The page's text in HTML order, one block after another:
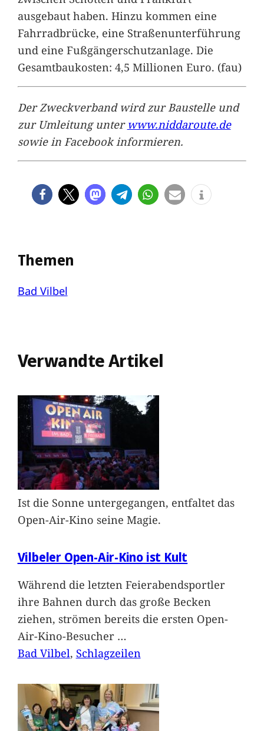
ausgebaut haben. Hinzu kommen eine
Fahrradbrücke, eine Straßenunterführung
und eine Fußgängerschutzanlage. Die
Gesamtbaukosten: 4,5 Millionen Euro. (fau)
Der Zweckverband wird zur Baustelle und
zur Umleitung unter www.niddaroute.de
sowie in Facebook informieren.
Themen
Bad Vilbel
Verwandte Artikel
Ist die Sonne untergegangen, entfaltet das
Open-Air-Kino seine Magie.
Vilbeler Open-Air-Kino ist Kult
Während die letzten Feierabendsportler
ihre Bahnen durch das große Becken
ziehen, strömen bereits die ersten Open-
Air-Kino-Besucher …
Bad Vilbel, Schlagzeilen